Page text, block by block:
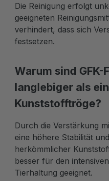
Die Reinigung erfolgt
geeigneten
verhindert, dass sich
festsetzen.
Warum sind GFK-
langlebiger als
Kunststofftröge?
Durch die Verstärkung
eine höhere Stabilität
herkömmlicher
besser für den
Tierhaltung geeignet.